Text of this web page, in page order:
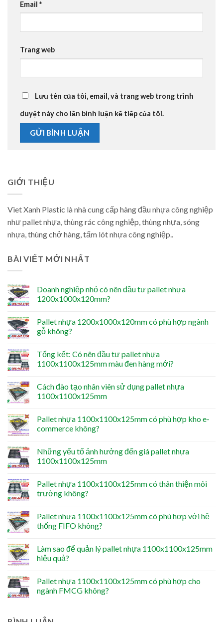
Email *
Trang web
Lưu tên của tôi, email, và trang web trong trình
duyệt này cho lần bình luận kế tiếp của tôi.
GIỚI THIỆU
Viet Xanh Plastic là nhà cung cấp hàng đầu nhựa công nghiệp
như pallet nhựa, thùng rác công nghiệp, thùng nhựa, sóng
nhựa, thùng chở hàng, tấm lót nhựa công nghiệp..
BÀI VIẾT MỚI NHẤT
Doanh nghiệp nhỏ có nên đầu tư pallet nhựa
1200x1000x120mm?
Pallet nhựa 1200x1000x120mm có phù hợp ngành
gỗ không?
Tổng kết: Có nên đầu tư pallet nhựa
1100x1100x125mm màu đen hàng mới?
Cách đào tạo nhân viên sử dụng pallet nhựa
1100x1100x125mm
Pallet nhựa 1100x1100x125mm có phù hợp kho e-
commerce không?
Những yếu tố ảnh hưởng đến giá pallet nhựa
1100x1100x125mm
Pallet nhựa 1100x1100x125mm có thân thiện môi
trường không?
Pallet nhựa 1100x1100x125mm có phù hợp với hệ
thống FIFO không?
Làm sao để quản lý pallet nhựa 1100x1100x125mm
hiệu quả?
Pallet nhựa 1100x1100x125mm có phù hợp cho
ngành FMCG không?